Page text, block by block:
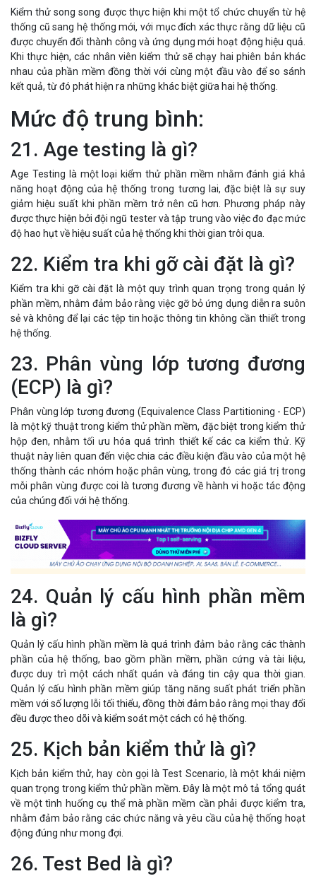
Kiểm thử song song được thực hiện khi một tổ chức chuyển từ hệ
thống cũ sang hệ thống mới, với mục đích xác thực rằng dữ liệu cũ
được chuyển đổi thành công và ứng dụng mới hoạt động hiệu quả.
Khi thực hiện, các nhân viên kiểm thử sẽ chạy hai phiên bản khác
nhau của phần mềm đồng thời với cùng một đầu vào để so sánh
kết quả, từ đó phát hiện ra những khác biệt giữa hai hệ thống.
Mức độ trung bình:
21. Age testing là gì?
Age Testing là một loại kiểm thử phần mềm nhằm đánh giá khả
năng hoạt động của hệ thống trong tương lai, đặc biệt là sự suy
giảm hiệu suất khi phần mềm trở nên cũ hơn. Phương pháp này
được thực hiện bởi đội ngũ tester và tập trung vào việc đo đạc mức
độ hao hụt về hiệu suất của hệ thống khi thời gian trôi qua.
22. Kiểm tra khi gỡ cài đặt là gì?
Kiểm tra khi gỡ cài đặt là một quy trình quan trọng trong quản lý
phần mềm, nhằm đảm bảo rằng việc gỡ bỏ ứng dụng diễn ra suôn
sẻ và không để lại các tệp tin hoặc thông tin không cần thiết trong
hệ thống.
23. Phân vùng lớp tương đương
(ECP) là gì?
Phân vùng lớp tương đương (Equivalence Class Partitioning - ECP)
là một kỹ thuật trong kiểm thử phần mềm, đặc biệt trong kiểm thử
hộp đen, nhằm tối ưu hóa quá trình thiết kế các ca kiểm thử. Kỹ
thuật này liên quan đến việc chia các điều kiện đầu vào của một hệ
thống thành các nhóm hoặc phân vùng, trong đó các giá trị trong
mỗi phân vùng được coi là tương đương về hành vi hoặc tác động
của chúng đối với hệ thống.
24. Quản lý cấu hình phần mềm
là gì?
Quản lý cấu hình phần mềm là quá trình đảm bảo rằng các thành
phần của hệ thống, bao gồm phần mềm, phần cứng và tài liệu,
được duy trì một cách nhất quán và đáng tin cậy qua thời gian.
Quản lý cấu hình phần mềm giúp tăng năng suất phát triển phần
mềm với số lượng lỗi tối thiểu, đồng thời đảm bảo rằng mọi thay đổi
đều được theo dõi và kiểm soát một cách có hệ thống.
25. Kịch bản kiểm thử là gì?
Kịch bản kiểm thử, hay còn gọi là Test Scenario, là một khái niệm
quan trọng trong kiểm thử phần mềm. Đây là một mô tả tổng quát
về một tình huống cụ thể mà phần mềm cần phải được kiểm tra,
nhằm đảm bảo rằng các chức năng và yêu cầu của hệ thống hoạt
động đúng như mong đợi.
26. Test Bed là gì?